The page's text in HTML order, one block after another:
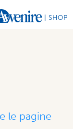
SHOP
le pagine